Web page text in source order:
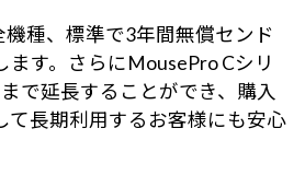
種、標準で3年間無償センド
ます。さらにMousePro Cシリ
で延長することができ、購入
て長期利用するお客様にも安心